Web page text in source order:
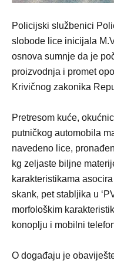
Policijski službenici
slobode lice inicijala
osnova sumnje da je
proizvodnja i promet
Krivičnog zakonika
Pretresom kuće,
putničkog automobila
navedeno lice,
kg zeljaste biljne
karakteristikama
skank, pet stabljika u
morfološkim
konoplju i mobilni
O događaju je